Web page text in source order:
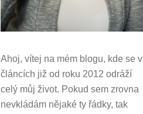
Ahoj, vítej na mém blogu, kde se v
článcích již od roku 2012 odráží
celý můj život. Pokud sem zrovna
nevkládám nějaké ty řádky, tak